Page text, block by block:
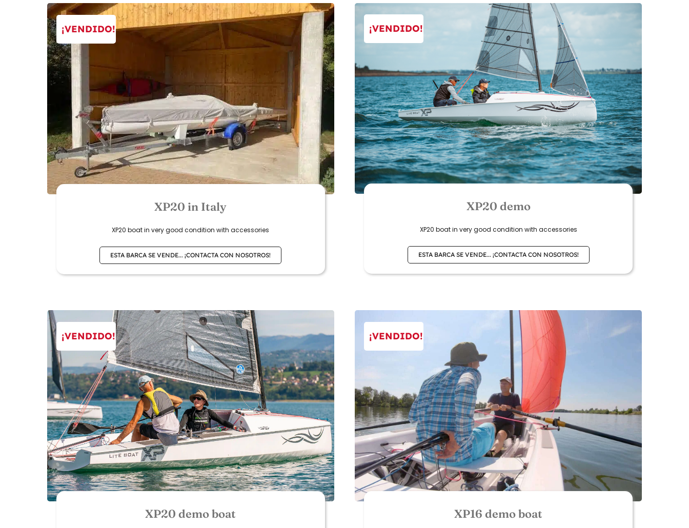
¡VENDIDO!
XP20 in Italy
XP20 boat in very good condition with accessories
ESTA BARCA SE VENDE... ¡CONTACTA CON NOSOTROS!
¡VENDIDO!
XP20 demo
XP20 boat in very good condition with accessories
ESTA BARCA SE VENDE... ¡CONTACTA CON NOSOTROS!
¡VENDIDO!
XP20 demo boat
¡VENDIDO!
XP16 demo boat